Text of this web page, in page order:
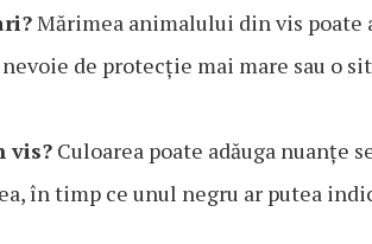
Mărimea animalului din vis
de protecție mai mare sau o
vis? Culoarea poate adăuga nuanțe
în timp ce unul negru ar putea